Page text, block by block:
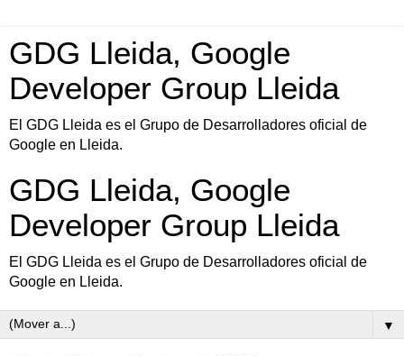
GDG Lleida, Google
Developer Group Lleida
El GDG Lleida es el Grupo de Desarrolladores oficial de
Google en Lleida.
GDG Lleida, Google
Developer Group Lleida
El GDG Lleida es el Grupo de Desarrolladores oficial de
Google en Lleida.
▼